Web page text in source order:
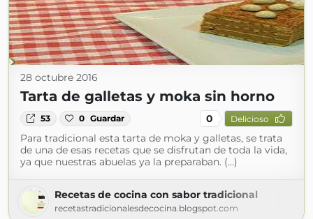
28 octubre 2016
Tarta de galletas y moka sin horno
53 0 Guardar 0 Delicioso
Para tradicional esta tarta de moka y galletas, se trata
de una de esas recetas que se disfrutan de toda la vida,
ya que nuestras abuelas ya la preparaban. (...)
Recetas de cocina con sabor tradicional
recetastradicionalesdecocina.blogspot.com